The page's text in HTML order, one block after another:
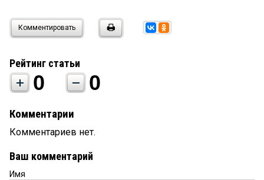
Комментировать
Рейтинг статьи
0 0
Комментарии
Комментариев нет.
Ваш комментарий
Имя